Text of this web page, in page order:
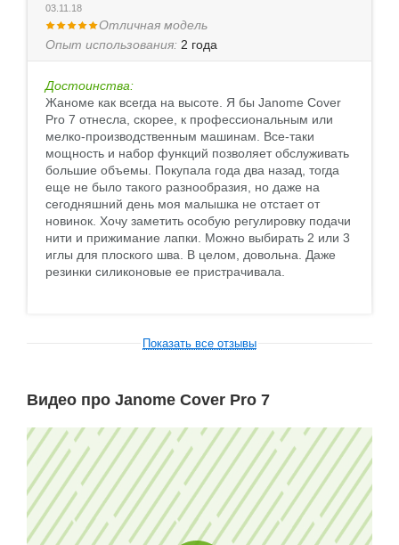
03.11.18
Отличная модель
Опыт использования: 2 года
Достоинства:
Жаноме как всегда на высоте. Я бы Janome Cover
Pro 7 отнесла, скорее, к профессиональным или
мелко-производственным машинам. Все-таки
мощность и набор функций позволяет обслуживать
большие объемы. Покупала года два назад, тогда
еще не было такого разнообразия, но даже на
сегодняшний день моя малышка не отстает от
новинок. Хочу заметить особую регулировку подачи
нити и прижимание лапки. Можно выбирать 2 или 3
иглы для плоского шва. В целом, довольна. Даже
резинки силиконовые ее пристрачивала.
Показать все отзывы
Видео про Janome Cover Pro 7